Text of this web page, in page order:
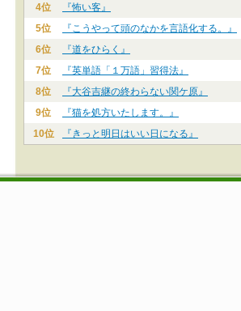
4位
『怖い客』
5位
『こうやって頭のなかを言語化する。』
6位
『道をひらく』
7位
『英単語「１万語」習得法』
8位
『大谷吉継の終わらない関ケ原』
9位
『猫を処方いたします。』
10位
『きっと明日はいい日になる』